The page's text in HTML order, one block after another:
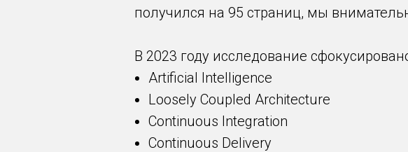
получился на 95 страниц, мы
В 2023 году исследование
Artificial Intelligence
Loosely Coupled Architecture
Continuous Integration
Continuous Delivery